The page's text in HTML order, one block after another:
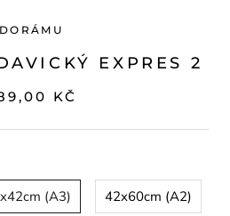
DORÁMU
EXPRES 2
KČ
(A3) 42x60cm (A2)